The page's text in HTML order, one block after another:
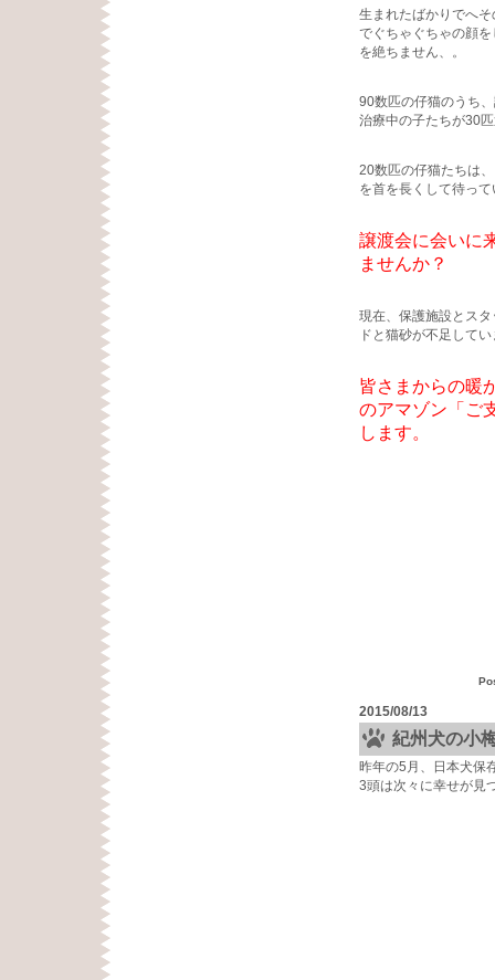
生まれたばかりでへ
でぐちゃぐちゃの顔
を絶ちません、。
90数匹の仔猫のうち
治療中の子たちが30
20数匹の仔猫たちは
を首を長くして待っ
譲渡会に会いに
ませんか？
現在、保護施設とス
ドと猫砂が不足して
皆さまからの暖
のアマゾン「ご
します。
2015/08/13
紀州犬の小
昨年の5月、日本犬保
3頭は次々に幸せが見